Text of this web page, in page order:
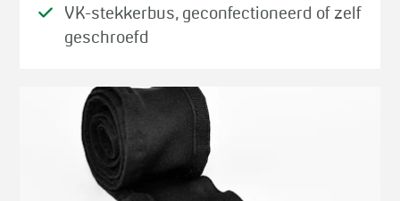
VK-stekkerbus, geconfectioneerd of zelf
geschroefd